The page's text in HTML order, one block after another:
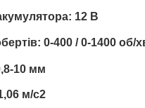
12 В
0-400 / 0-1400 об/
10 мм
м/с2